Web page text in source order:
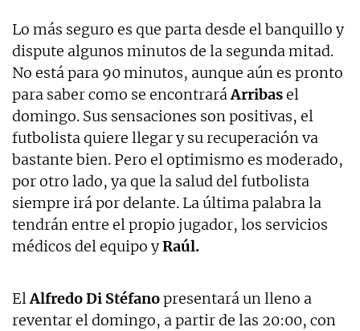
Lo más seguro es que parta desde el banquillo y
dispute algunos minutos de la segunda mitad.
No está para 90 minutos, aunque aún es pronto
para saber como se encontraráArribasel
domingo. Sus sensaciones son positivas, el
futbolista quiere llegar y su recuperación va
bastante bien. Pero el optimismo es moderado,
por otro lado, ya que la salud del futbolista
siempre irá por delante. La última palabra la
tendrán entre el propio jugador, los servicios
médicos del equipo yRaúl.
ElAlfredo Di Stéfanopresentará un lleno a
reventar el domingo, a partir de las 20:00, con